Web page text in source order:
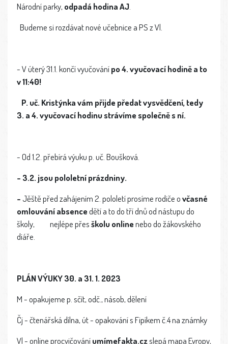
Národní parky, odpadá hodina AJ.
Budeme si rozdávat nové učebnice a PS z Vl.
- V úterý 31.1. končí vyučovánípo 4. vyučovací hodině a to
v 11:40!
P. uč. Kristýnka vám přijde předat vysvědčení, tedy
3. a 4. vyučovací hodinu strávíme společně s ní.
- Od 1.2. přebírá výuku p. uč. Boušková.
- 3.2. jsou pololetní prázdniny.
- Jěště před zahájením 2. pololetí prosíme rodiče ovčasné
omlouvání absencedětí a to do tří dnů od nástupu do
školy, nejlépe přesškolu onlinenebo do žákovského
diáře.
PLÁN VÝUKY 30. a 31. 1. 2023
M - opakujeme p. sčít, odč., násob, dělení
Čj - čtenářská dílna, út - opakování s Fipíkem č.4 na známky
Vl - online procvičováníumímefakta.czslepá mapa Evropy,